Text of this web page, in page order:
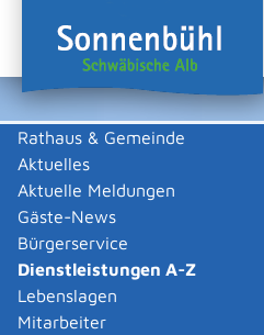
Rathaus & Gemeinde
Aktuelles
Aktuelle Meldungen
Gäste-News
Bürgerservice
Dienstleistungen A-Z
Lebenslagen
Mitarbeiter
Sie sind hier:
Dienstleistungen A-Z
Dienstleistungen
Leistungen